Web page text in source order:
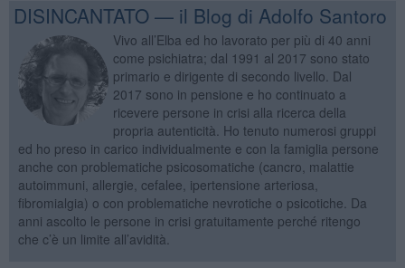
DISINCANTATO — il Blog di Adolfo Santoro
Vivo all’Elba ed ho lavorato per più di 40 anni
come psichiatra; dal 1991 al 2017 sono stato
primario e dirigente di secondo livello. Dal
2017 sono in pensione e ho continuato a
ricevere persone in crisi alla ricerca della
propria autenticità. Ho tenuto numerosi gruppi
ed ho preso in carico individualmente e con la famiglia persone
anche con problematiche psicosomatiche (cancro, malattie
autoimmuni, allergie, cefalee, ipertensione arteriosa,
fibromialgia) o con problematiche nevrotiche o psicotiche. Da
anni ascolto le persone in crisi gratuitamente perché ritengo
che c’è un limite all’avidità.